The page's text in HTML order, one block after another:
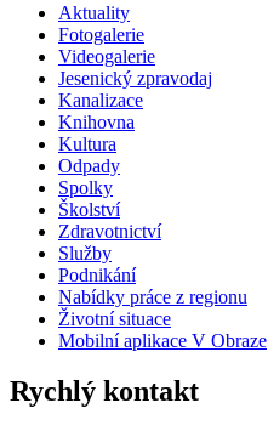
Aktuality
Fotogalerie
Videogalerie
Jesenický zpravodaj
Kanalizace
Knihovna
Kultura
Odpady
Spolky
Školství
Zdravotnictví
Služby
Podnikání
Nabídky práce z regionu
Životní situace
Mobilní aplikace V Obraze
Rychlý kontakt